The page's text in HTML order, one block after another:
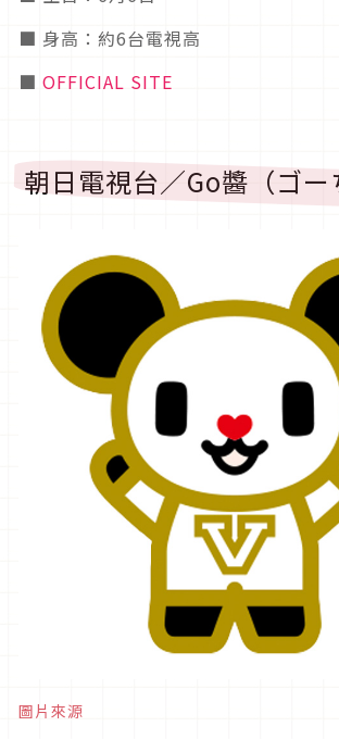
■ 身高：約6台電視高
■ OFFICIAL SITE
朝日電視台／Go醬（ゴー
圖片來源